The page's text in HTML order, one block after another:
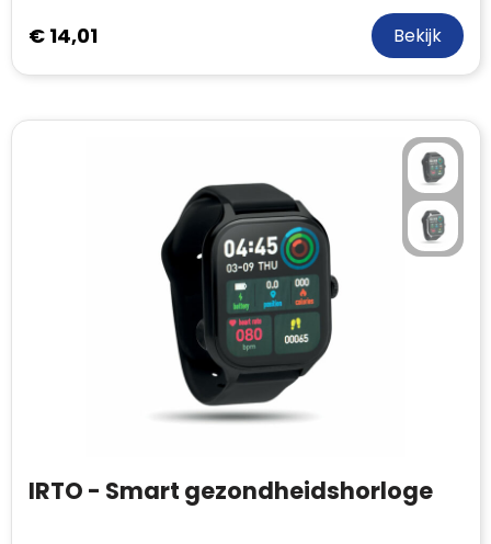
€ 14,01 Bekijk
IRTO - Smart gezondheidshorloge